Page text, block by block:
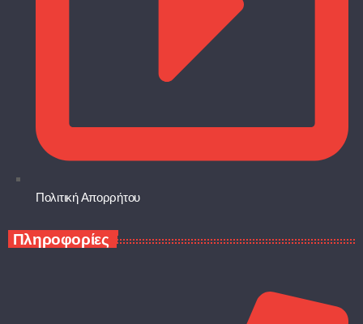
Πολιτική Απορρήτου
Πληροφορίες